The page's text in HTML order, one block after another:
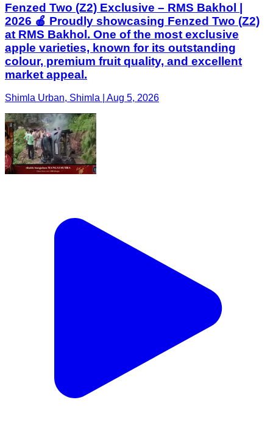
Fenzed Two (Z2) Exclusive – RMS Bakhol |
2026 🍎 Proudly showcasing Fenzed Two (Z2)
at RMS Bakhol. One of the most exclusive
apple varieties, known for its outstanding
colour, premium fruit quality, and excellent
market appeal.
Shimla Urban, Shimla | Aug 5, 2026